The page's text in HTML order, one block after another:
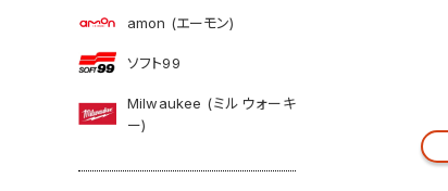
amon (エーモン)
ソフト99
Milwaukee (ミルウォーキ
ー)